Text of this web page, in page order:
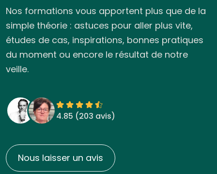
Nos formations vous apportent plus que de la
simple théorie : astuces pour aller plus vite,
études de cas, inspirations, bonnes pratiques
du moment ou encore le résultat de notre
veille.
4.85 (203 avis)
Nous laisser un avis